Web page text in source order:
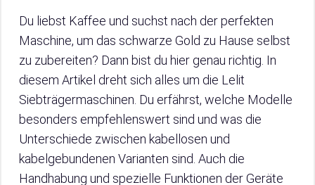
Du liebst Kaffee und suchst nach der perfekten
Maschine, um das schwarze Gold zu Hause selbst
zu zubereiten? Dann bist du hier genau richtig. In
diesem Artikel dreht sich alles um die Lelit
Siebträgermaschinen. Du erfährst, welche Modelle
besonders empfehlenswert sind und was die
Unterschiede zwischen kabellosen und
kabelgebundenen Varianten sind. Auch die
Handhabung und spezielle Funktionen der Geräte